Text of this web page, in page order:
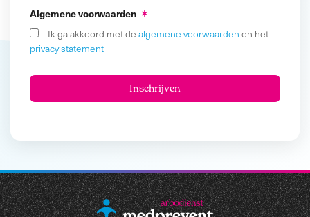
Algemene voorwaarden
Ik ga akkoord met de algemene voorwaarden en het
privacy statement